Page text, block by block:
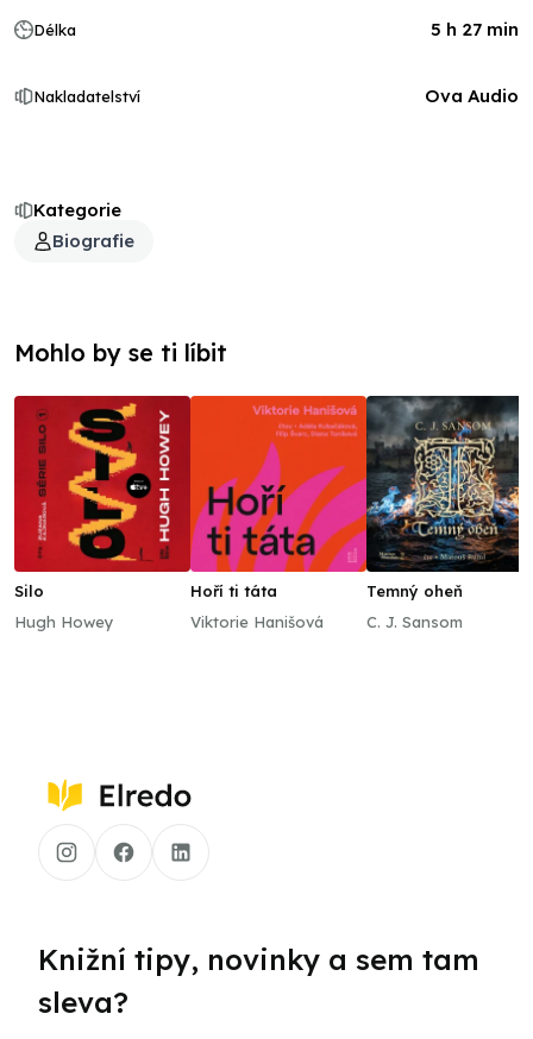
Kategorie
Biografie
Délka 5 h 27 min
Nakladatelství Ova Audio
Mohlo by se ti líbit
Silo
Hugh Howey
Hoří ti táta
Viktorie Hanišová
Temný oheň
C. J. Sansom
Knižní tipy, novinky a sem tam
sleva?